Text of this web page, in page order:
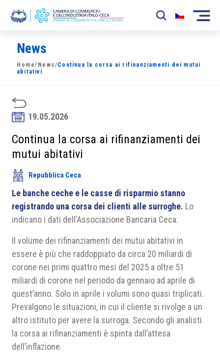
La Camera
News
Sviluppo Mercato
Soci
Partner
Progetti
Area riservata
News
Home/ News/Continua la corsa ai rifinanziamenti dei mutui
abitativi
19.05.2026
Continua la corsa ai rifinanziamenti dei
mutui abitativi
Repubblica Ceca
Le banche ceche e le casse di risparmio stanno
registrando una corsa dei clienti alle surroghe. Lo
indicano i dati dell’Associazione Bancaria Ceca.
Il volume dei rifinanziamenti dei mutui abitativi in
essere è più che raddoppiato da circa 20 miliardi di
corone nei primi quattro mesi del 2025 a oltre 51
miliardi di corone nel periodo da gennaio ad aprile di
quest’anno. Solo in aprile i volumi sono quasi triplicati.
Prevalgono le situazioni, in cui il cliente si rivolge a un
altro istituto per avere la surroga. Secondo gli analisti
la corsa ai rifinanziamenti è spinta dall’attesa
dell’inflazione.